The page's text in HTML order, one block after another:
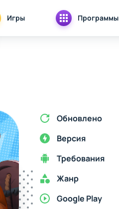
Игры Программы
Обновлено
Версия
Требования
Жанр
Google Play